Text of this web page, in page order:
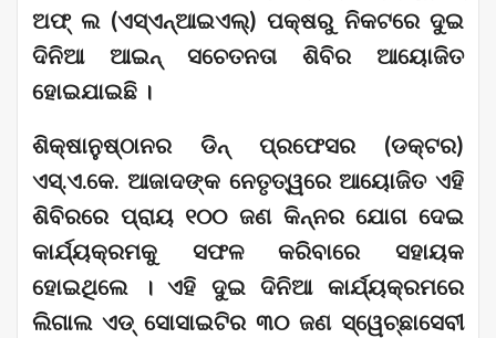
ଅଫ୍ ଲ (ଏସ୍‌ଏନ୍‌ଆଇଏଲ୍‌) ପକ୍ଷରୁ ନିକଟରେ ଦୁଇ
ଦିନିଆ ଆଇନ୍ ସଚେତନତା ଶିବିର ଆୟୋଜିତ
ହୋଇଯାଇଛି ।
ଶିକ୍ଷାନୁଷ୍ଠାନର ଡିନ୍ ପ୍ରଫେସର (ଡକ୍ଟର)
ଏସ୍‌.ଏ.କେ. ଆଜାଦଙ୍କ ନେତୃତ୍ୱରେ ଆୟୋଜିତ ଏହି
ଶିବିରରେ ପ୍ରାୟ ୧୦୦ ଜଣ କିନ୍ନର ଯୋଗ ଦେଇ
କାର୍ଯ୍ୟକ୍ରମକୁ ସଫଳ କରିବାରେ ସହାୟକ
ହୋଇଥିଲେ । ଏହି ଦୁଇ ଦିନିଆ କାର୍ଯ୍ୟକ୍ରମରେ
ଲିଗାଲ ଏଡ୍ ସୋସାଇଟିର ୩୦ ଜଣ ସ୍ୱେଚ୍ଛାସେବୀ